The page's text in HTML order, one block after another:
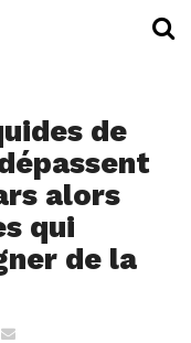
de
alors
qui
de la